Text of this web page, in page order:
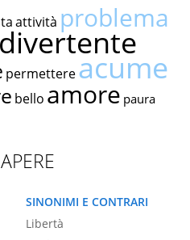
attività problema
divertente
permettereacume
bello amore paura
SINONIMI E CONTRARI
Libertà